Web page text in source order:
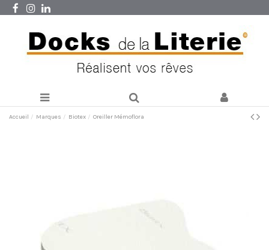
Accueil Marques Biotex Oreiller Mémoflora